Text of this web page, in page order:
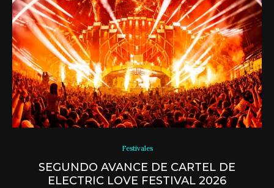
Festivales
SEGUNDO AVANCE DE CARTEL DE
ELECTRIC LOVE FESTIVAL 2026